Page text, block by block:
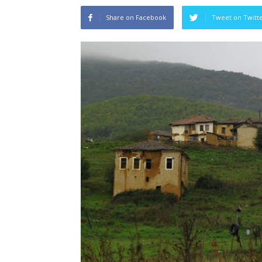
Share on Facebook Tweet on